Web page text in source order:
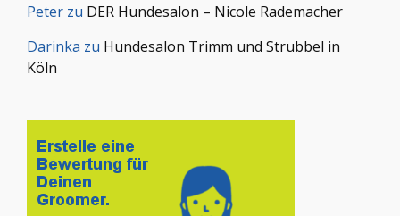
Peter zu DER Hundesalon – Nicole Rademacher
Darinka zu Hundesalon Trimm und Strubbel in
Köln